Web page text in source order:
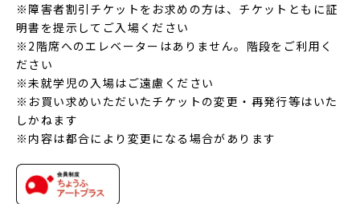
※障害者割引チケットをお求めの方は、チケットともに証
明書を提示してご入場ください
※2階席へのエレベーターはありません。階段をご利用く
ださい
※未就学児の入場はご遠慮ください
※お買い求めいただいたチケットの変更・再発行等はいた
しかねます
※内容は都合により変更になる場合があります